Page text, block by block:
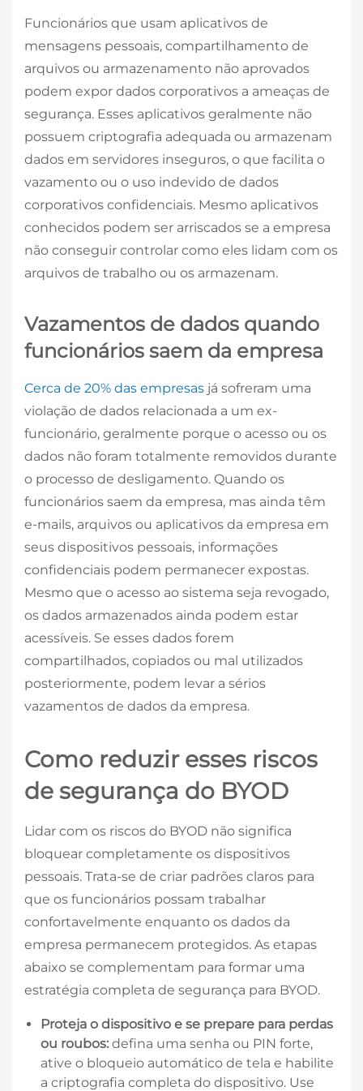
Funcionários que usam aplicativos de
mensagens pessoais, compartilhamento de
arquivos ou armazenamento não aprovados
podem expor dados corporativos a ameaças de
segurança. Esses aplicativos geralmente não
possuem criptografia adequada ou armazenam
dados em servidores inseguros, o que facilita o
vazamento ou o uso indevido de dados
corporativos confidenciais. Mesmo aplicativos
conhecidos podem ser arriscados se a empresa
não conseguir controlar como eles lidam com os
arquivos de trabalho ou os armazenam.
Vazamentos de dados quando
funcionários saem da empresa
Cerca de 20% das empresas já sofreram uma
violação de dados relacionada a um ex-
funcionário, geralmente porque o acesso ou os
dados não foram totalmente removidos durante
o processo de desligamento. Quando os
funcionários saem da empresa, mas ainda têm
e-mails, arquivos ou aplicativos da empresa em
seus dispositivos pessoais, informações
confidenciais podem permanecer expostas.
Mesmo que o acesso ao sistema seja revogado,
os dados armazenados ainda podem estar
acessíveis. Se esses dados forem
compartilhados, copiados ou mal utilizados
posteriormente, podem levar a sérios
vazamentos de dados da empresa.
Como reduzir esses riscos
de segurança do BYOD
Lidar com os riscos do BYOD não significa
bloquear completamente os dispositivos
pessoais. Trata-se de criar padrões claros para
que os funcionários possam trabalhar
confortavelmente enquanto os dados da
empresa permanecem protegidos. As etapas
abaixo se complementam para formar uma
estratégia completa de segurança para BYOD.
Proteja o dispositivo e se prepare para perdas
ou roubos: defina uma senha ou PIN forte,
ative o bloqueio automático de tela e habilite
a criptografia completa do dispositivo. Use